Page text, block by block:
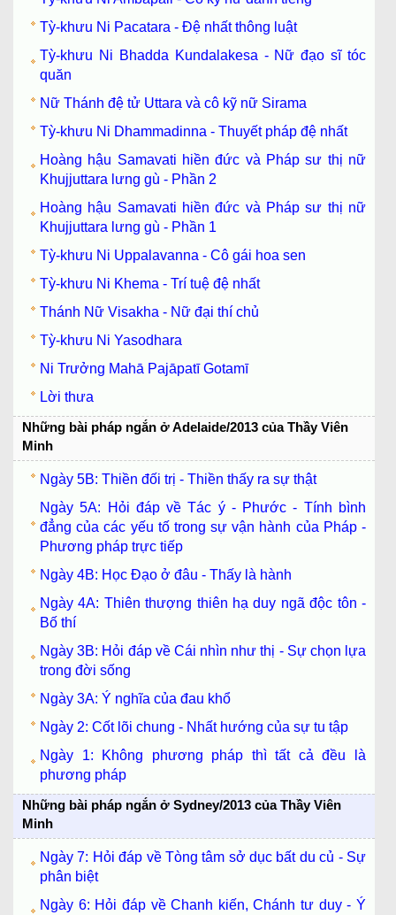
Tỳ-khưu Ni Pacatara - Đệ nhất thông luật
Tỳ-khưu Ni Bhadda Kundalakesa - Nữ đạo sĩ tóc
quăn
Nữ Thánh đệ tử Uttara và cô kỹ nữ Sirama
Tỳ-khưu Ni Dhammadinna - Thuyết pháp đệ nhất
Hoàng hậu Samavati hiền đức và Pháp sư thị nữ
Khujjuttara lưng gù - Phần 2
Hoàng hậu Samavati hiền đức và Pháp sư thị nữ
Khujjuttara lưng gù - Phần 1
Tỳ-khưu Ni Uppalavanna - Cô gái hoa sen
Tỳ-khưu Ni Khema - Trí tuệ đệ nhất
Thánh Nữ Visakha - Nữ đại thí chủ
Tỳ-khưu Ni Yasodhara
Ni Trưởng Mahā Pajāpatī Gotamī
Lời thưa
Những bài pháp ngắn ở Adelaide/2013 của Thầy Viên
Minh
Ngày 5B: Thiền đối trị - Thiền thấy ra sự thật
Ngày 5A: Hỏi đáp về Tác ý - Phước - Tính bình
đẳng của các yếu tố trong sự vận hành của Pháp -
Phương pháp trực tiếp
Ngày 4B: Học Đạo ở đâu - Thấy là hành
Ngày 4A: Thiên thượng thiên hạ duy ngã độc tôn -
Bố thí
Ngày 3B: Hỏi đáp về Cái nhìn như thị - Sự chọn lựa
trong đời sống
Ngày 3A: Ý nghĩa của đau khổ
Ngày 2: Cốt lõi chung - Nhất hướng của sự tu tập
Ngày 1: Không phương pháp thì tất cả đều là
phương pháp
Những bài pháp ngắn ở Sydney/2013 của Thầy Viên
Minh
Ngày 7: Hỏi đáp về Tòng tâm sở dục bất du củ - Sự
phân biệt
Ngày 6: Hỏi đáp về Chanh kiến, Chánh tư duy - Ý